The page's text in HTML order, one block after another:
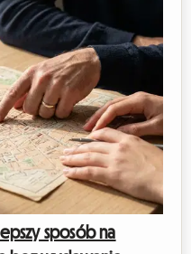
budżetu. Dlatego
sposób na